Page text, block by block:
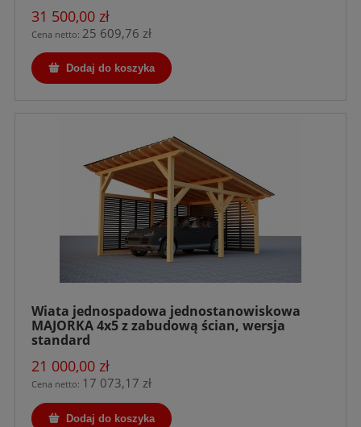
31 500,00 zł
Cena netto: 25 609,76 zł
Dodaj do koszyka
Wiata jednospadowa jednostanowiskowa
MAJORKA 4x5 z zabudową ścian, wersja
standard
21 000,00 zł
Cena netto: 17 073,17 zł
Dodaj do koszyka